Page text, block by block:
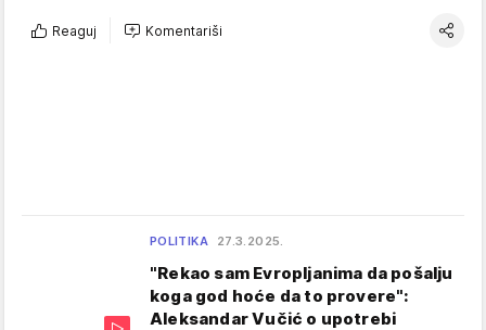
Reaguj Komentariši
POLITIKA 27.3.2025.
"Rekao sam Evropljanima da pošalju
koga god hoće da to provere":
Aleksandar Vučić o upotrebi